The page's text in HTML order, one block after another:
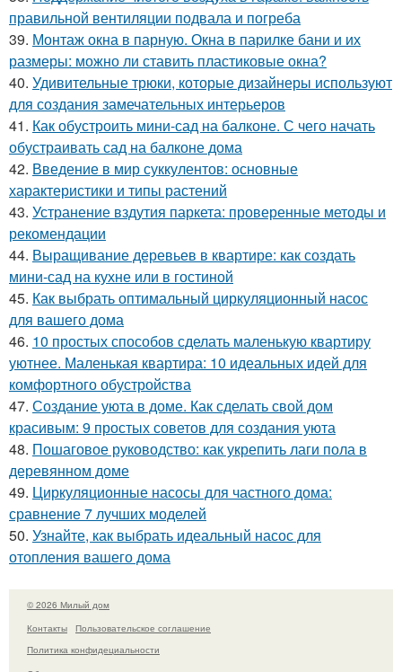
правильной вентиляции подвала и погреба
39. Монтаж окна в парную. Окна в парилке бани и их
размеры: можно ли ставить пластиковые окна?
40. Удивительные трюки, которые дизайнеры используют
для создания замечательных интерьеров
41. Как обустроить мини-сад на балконе. С чего начать
обустраивать сад на балконе дома
42. Введение в мир суккулентов: основные
характеристики и типы растений
43. Устранение вздутия паркета: проверенные методы и
рекомендации
44. Выращивание деревьев в квартире: как создать
мини-сад на кухне или в гостиной
45. Как выбрать оптимальный циркуляционный насос
для вашего дома
46. 10 простых способов сделать маленькую квартиру
уютнее. Маленькая квартира: 10 идеальных идей для
комфортного обустройства
47. Создание уюта в доме. Как сделать свой дом
красивым: 9 простых советов для создания уюта
48. Пошаговое руководство: как укрепить лаги пола в
деревянном доме
49. Циркуляционные насосы для частного дома:
сравнение 7 лучших моделей
50. Узнайте, как выбрать идеальный насос для
отопления вашего дома
© 2026 Милый дом
Контакты
Пользовательское соглашение
Политика конфидециальности